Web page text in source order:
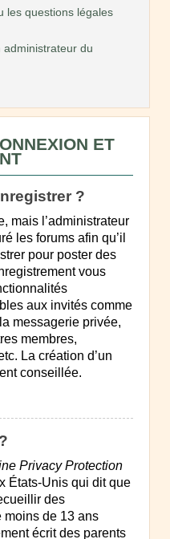
les questions légales
du
ET
?
mais l’administrateur
les forums afin qu’il
pour poster des
vous
aux invités comme
messagerie privée,
membres,
La création d’un
conseillée.
Privacy Protection
États-Unis qui dit que
des
moins de 13 ans
écrit des parents